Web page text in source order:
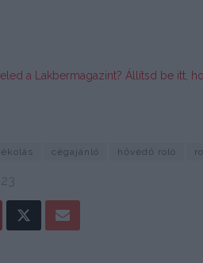
a Lakbermagazint? Állítsd be itt,
cégajánló hővédő roló